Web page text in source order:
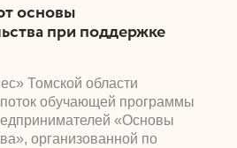
основы
при поддержке
Томской области
обучающей программы
«Основы
организованной по